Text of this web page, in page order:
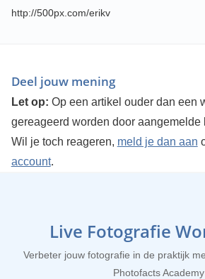
http://500px.com/erikv
Deel jouw mening
Let op: Op een artikel ouder dan een
gereageerd worden door aangemelde
Wil je toch reageren, meld je dan aan
account.
Live Fotografie
Verbeter jouw fotografie in de praktijk
Photofacts Academy